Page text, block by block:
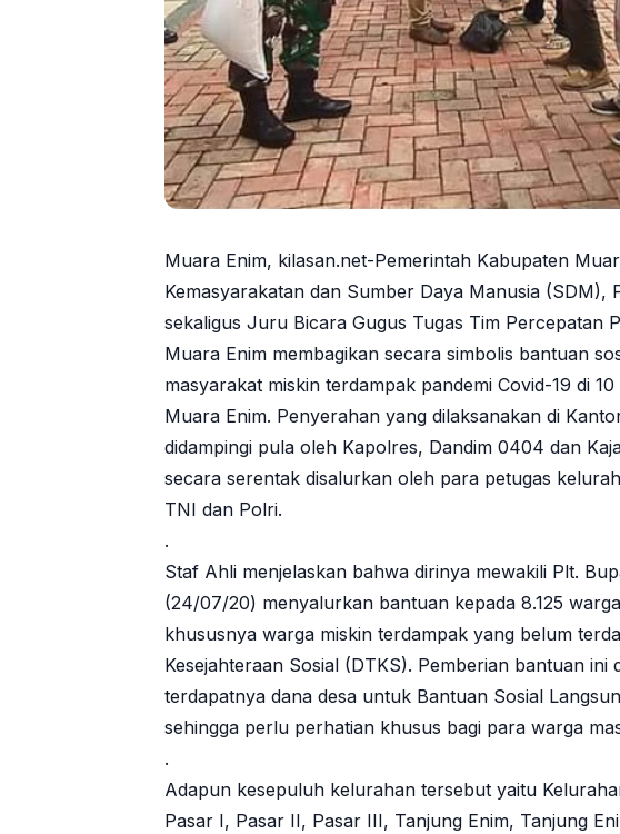
Muara Enim, kilasan.net-Pemerintah Kabupaten
Kemasyarakatan dan Sumber Daya Manusia (SDM),
sekaligus Juru Bicara Gugus Tugas Tim Percepatan
Muara Enim membagikan secara simbolis bantuan
masyarakat miskin terdampak pandemi Covid-19 di
Muara Enim. Penyerahan yang dilaksanakan di
didampingi pula oleh Kapolres, Dandim 0404 dan
secara serentak disalurkan oleh para petugas
TNI dan Polri.
.
Staf Ahli menjelaskan bahwa dirinya mewakili Plt.
(24/07/20) menyalurkan bantuan kepada 8.125
khususnya warga miskin terdampak yang belum
Kesejahteraan Sosial (DTKS). Pemberian bantuan ini
terdapatnya dana desa untuk Bantuan Sosial
sehingga perlu perhatian khusus bagi para warga
.
Adapun kesepuluh kelurahan tersebut yaitu
Pasar I, Pasar II, Pasar III, Tanjung Enim, Tanjung